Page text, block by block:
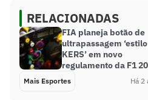
RELACIONADAS
FIA planeja botão de
ultrapassagem ‘estilo
KERS’ em novo
regulamento da F1
Mais Esportes Há 2